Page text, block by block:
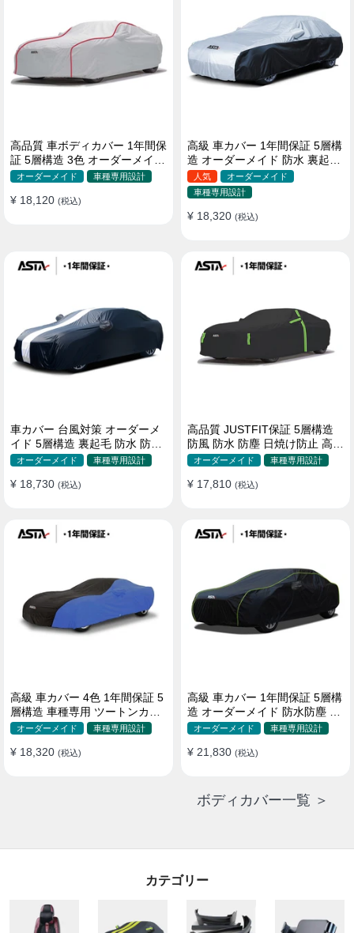
高品質 車ボディカバー 1年間保
証 5層構造 3色 オーダーメイド
裏起毛 防風防水 四季
オーダーメイド 車種専用設計
¥ 18,120 (税込)
高級 車カバー 1年間保証 5層構
造 オーダーメイド 防水 裏起毛
台風対策 黄砂対策 車種専用
人気
オーダーメイド
車種専用設計
¥ 18,320 (税込)
車カバー 台風対策 オーダーメ
イド 5層構造 裏起毛 防水 防雨
軽/普自動車 SUV対応 おすすめ
オーダーメイド 車種専用設計
¥ 18,730 (税込)
高品質 JUSTFIT保証 5層構造
防風 防水 防塵 日焼け防止 高級
ボディカバー
オーダーメイド 車種専用設計
¥ 17,810 (税込)
高級 車カバー 4色 1年間保証 5
層構造 車種専用 ツートンカラ
ー オーダーメイド 防水 耐久性
オーダーメイド 車種専用設計
¥ 18,320 (税込)
高級 車カバー 1年間保証 5層構
造 オーダーメイド 防水防塵 裏
起毛 車種専用
オーダーメイド 車種専用設計
¥ 21,830 (税込)
ボディカバー一覧 ＞
カテゴリー